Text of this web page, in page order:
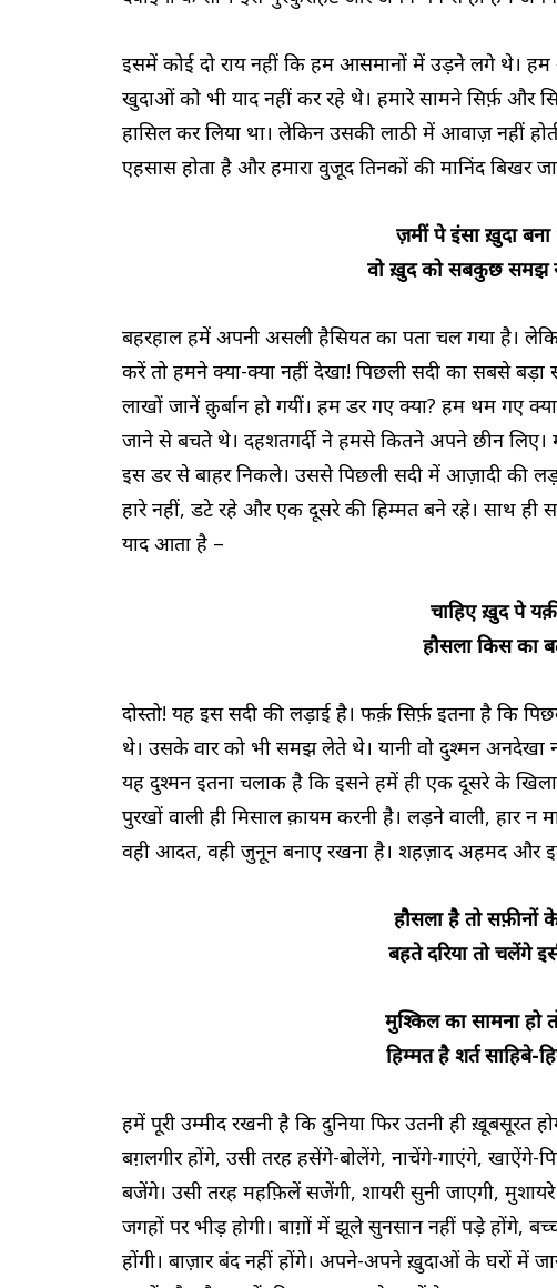
इसमें कोई दो राय नहीं कि हम आसमानों में उड़ने लगे थे।
खुदाओं को भी याद नहीं कर रहे थे। हमारे सामने सिर्फ़
हासिल कर लिया था। लेकिन उसकी लाठी में आवाज़ नहीं
एहसास होता है और हमारा वुजूद तिनकों की मानिंद बिखर
ज़मीं पे इंसा ख़ुदा
वो ख़ुद को सबकुछ समझ
बहरहाल हमें अपनी असली हैसियत का पता चल गया है।
करें तो हमने क्या-क्या नहीं देखा! पिछली सदी का सबसे बड़ा
लाखों जानें क़ुर्बान हो गयीं। हम डर गए क्या? हम थम गए
जाने से बचते थे। दहशतगर्दी ने हमसे कितने अपने छीन
इस डर से बाहर निकले। उससे पिछली सदी में आज़ादी की
हारे नहीं, डटे रहे और एक दूसरे की हिम्मत बने रहे। साथ
याद आता है –
चाहिए ख़ुद पे
हौसला किस का
दोस्तो! यह इस सदी की लड़ाई है। फर्क़ सिर्फ़ इतना है कि
थे। उसके वार को भी समझ लेते थे। यानी वो दुश्मन अनदेखा
यह दुश्मन इतना चलाक है कि इसने हमें ही एक दूसरे के
पुरखों वाली ही मिसाल क़ायम करनी है। लड़ने वाली, हार
वही आदत, वही जुनून बनाए रखना है। शहज़ाद अहमद और
हौसला है तो
बहते दरिया तो चलेंगे
मुश्किल का सामना हो
हिम्मत है शर्त साहिबे-
हमें पूरी उम्मीद रखनी है कि दुनिया फिर उतनी ही ख़ूबसूरत
बग़लगीर होंगे, उसी तरह हसेंगे-बोलेंगे, नाचेंगे-गाएंगे, खाऐंगे-
बजेंगे। उसी तरह महफ़िलें सजेंगी, शायरी सुनी जाएगी,
जगहों पर भीड़ होगी। बाग़ों में झूले सुनसान नहीं पड़े होंगे,
होंगी। बाज़ार बंद नहीं होंगे। अपने-अपने ख़ुदाओं के घरों में